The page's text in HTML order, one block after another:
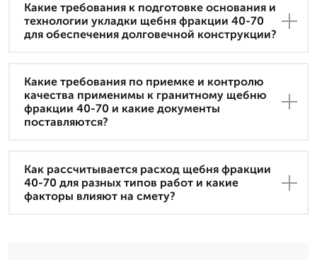
Какие требования к подготовке основания и
технологии укладки щебня фракции 40-70
для обеспечения долговечной конструкции?
Какие требования по приемке и контролю
качества применимы к гранитному щебню
фракции 40-70 и какие документы
поставляются?
Как рассчитывается расход щебня фракции
40-70 для разных типов работ и какие
факторы влияют на смету?